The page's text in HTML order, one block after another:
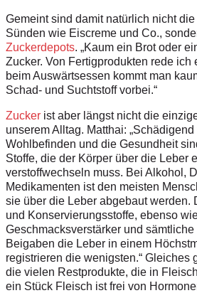
Gemeint sind damit natürlich nicht
Sünden wie Eiscreme und Co.,
Zuckerdepots. „Kaum ein Brot oder
Zucker. Von Fertigprodukten rede ich
beim Auswärtsessen kommt man
Schad- und Suchtstoff vorbei.“
Zucker ist aber längst nicht die
unserem Alltag. Matthai:
Wohlbefinden und die Gesundheit
Stoffe, die der Körper über die Leber
verstoffwechseln muss. Bei Alkohol,
Medikamenten ist den meisten
sie über die Leber abgebaut werden.
und Konservierungsstoffe, ebenso
Geschmacksverstärker und
Beigaben die Leber in einem
registrieren die wenigsten.“ Gleiches
die vielen Restprodukte, die in
ein Stück Fleisch ist frei von